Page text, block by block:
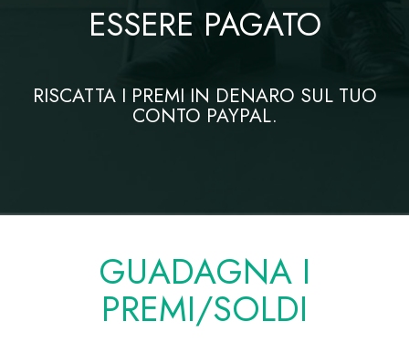
ESSERE PAGATO
RISCATTA I PREMI IN DENARO SUL TUO
CONTO PAYPAL.
GUADAGNA I
PREMI/SOLDI